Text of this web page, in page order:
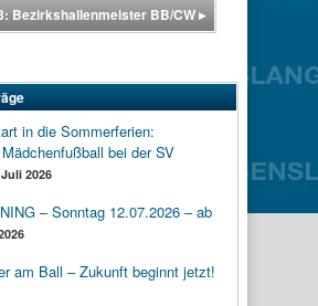
Bezirkshallenmeister BB/CW▸
in die Sommerferien:
bei der SV
2026
– Sonntag 12.07.2026 – ab
am Ball – Zukunft beginnt jetzt!